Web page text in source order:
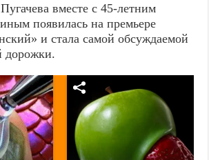
вместе с 45-летним
появилась на премьере
и стала самой обсуждаемой
дорожки.